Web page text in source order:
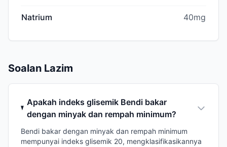
Natrium 40mg
Soalan Lazim
Apakah indeks glisemik Bendi bakar
dengan minyak dan rempah minimum?
Bendi bakar dengan minyak dan rempah minimum
mempunyai indeks glisemik 20, mengklasifikasikannya